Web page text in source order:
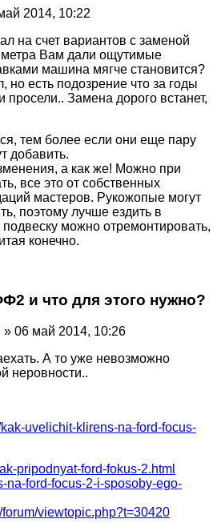
2014, 10:22
на счет вариантов с заменой
Вам дали ощутимые
машина мягче становится?
но есть подозрение что за годы
просели.. Замена дорого встанет,
тем более если они еще пару
добавить.
а как же! Можно при
все это от собственных
мастеров. Рукожопые могут
поэтому лучше ездить в
можно отремонтировать,
конечно.
и что для этого нужно?
» 06 май 2014, 10:26
А то уже невозможно
неровности..
uvelichit-klirens-na-ford-focus-
pripodnyat-ford-fokus-2.html
na-ford-focus-2-i-sposoby-ego-
viewtopic.php?t=30420